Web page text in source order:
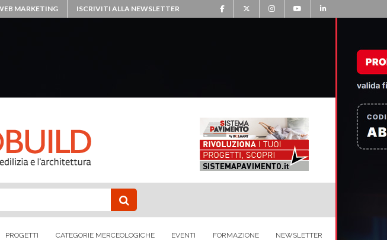
MARKETING ISCRIVITI ALLA NEWSLETTER
PROGETTI CATEGORIE MERCEOLOGICHE EVENTI FORMAZIONE NEWSLETTER